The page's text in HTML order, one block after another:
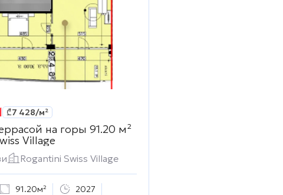
₾7 428/м²
на горы 91.20 м²
Village
Rogantini Swiss Village
91.20м² 2027